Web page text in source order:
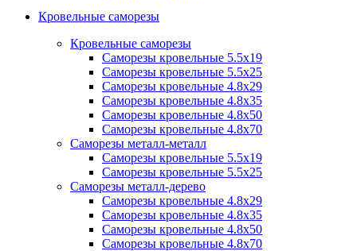
Кровельные саморезы
Кровельные саморезы
Саморезы кровельные 5.5х19
Саморезы кровельные 5.5х25
Саморезы кровельные 4.8х29
Саморезы кровельные 4.8х35
Саморезы кровельные 4.8х50
Саморезы кровельные 4.8х70
Саморезы металл-металл
Саморезы кровельные 5.5х19
Саморезы кровельные 5.5х25
Саморезы металл-дерево
Саморезы кровельные 4.8х29
Саморезы кровельные 4.8х35
Саморезы кровельные 4.8х50
Саморезы кровельные 4.8х70